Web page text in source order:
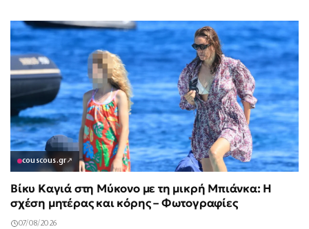
couscous.gr↗
Βίκυ Καγιά στη Μύκονο με τη μικρή Μπιάνκα: Η
σχέση μητέρας και κόρης – Φωτογραφίες
07/08/2026